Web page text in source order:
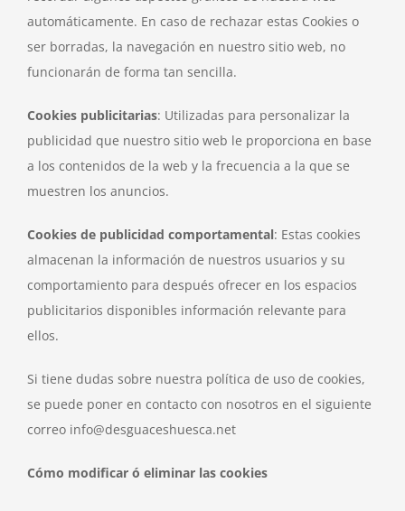
automáticamente. En caso de rechazar estas Cookies o
ser borradas, la navegación en nuestro sitio web, no
funcionarán de forma tan sencilla.
Cookies publicitarias: Utilizadas para personalizar la
publicidad que nuestro sitio web le proporciona en base
a los contenidos de la web y la frecuencia a la que se
muestren los anuncios.
Cookies de publicidad comportamental: Estas cookies
almacenan la información de nuestros usuarios y su
comportamiento para después ofrecer en los espacios
publicitarios disponibles información relevante para
ellos.
Si tiene dudas sobre nuestra política de uso de cookies,
se puede poner en contacto con nosotros en el siguiente
correo info@desguaceshuesca.net
Cómo modificar ó eliminar las cookies